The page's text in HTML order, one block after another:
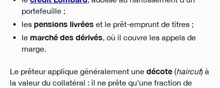
portefeuille ;
les pensions livrées et le prêt-emprunt de titres ;
le marché des dérivés , où il couvre les appels de
marge.
Le prêteur applique généralement une décote(haircut) à
la valeur du collatéral : il ne prête qu'une fraction de